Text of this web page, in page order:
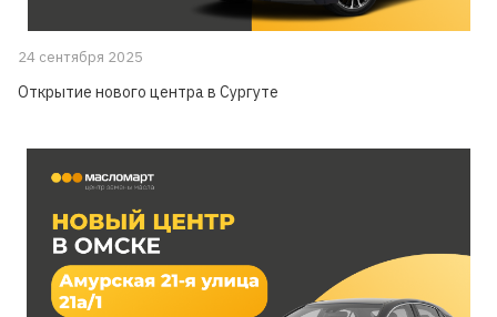
24 сентября 2025
Открытие нового центра в Сургуте